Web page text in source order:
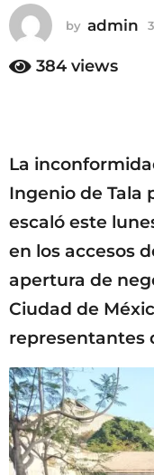
g
o
by admin
384 views
La
Ingenio de Tala
escaló este
en los accesos
apertura de
Ciudad de
representantes